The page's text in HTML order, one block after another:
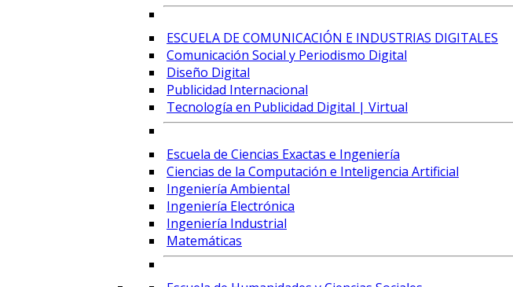
ESCUELA DE COMUNICACIÓN E INDUSTRIAS DIGITALES
Comunicación Social y Periodismo Digital
Diseño Digital
Publicidad Internacional
Tecnología en Publicidad Digital | Virtual
Escuela de Ciencias Exactas e Ingeniería
Ciencias de la Computación e Inteligencia Artificial
Ingeniería Ambiental
Ingeniería Electrónica
Ingeniería Industrial
Matemáticas